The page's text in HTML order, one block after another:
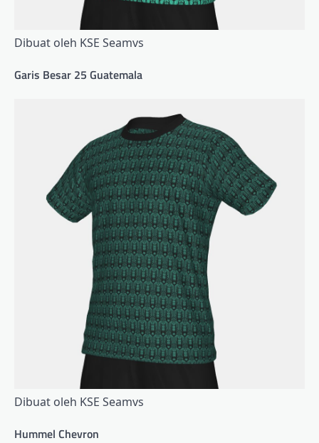
Dibuat oleh KSE Seamvs
Garis Besar 25 Guatemala
Dibuat oleh KSE Seamvs
Hummel Chevron